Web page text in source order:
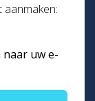
aanmaken:
uw e-